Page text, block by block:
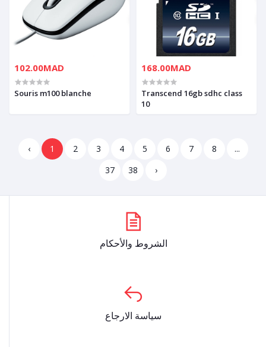
102.00MAD
Souris m100 blanche
168.00MAD
Transcend 16gb sdhc class
10
‹ 1 2 3 4 5 6 7 8
...
37
38 ›
الشروط والأحكام
سياسة الارجاع